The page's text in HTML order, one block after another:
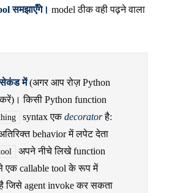
समझाएँगे। model ठीक वही पढ़ने वाला
सेकंड में(अगर आप रोज़ Python
किसी Python function
syntax एकdecoratorहै:
behavior में लपेट देता
अपने नीचे लिखे function
एक callable tool के रूप में
जिसे agent invoke कर सकता